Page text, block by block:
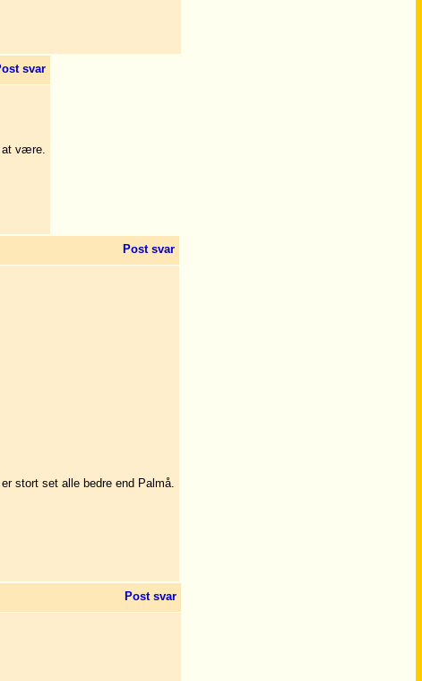
svar
at være.
Post svar
stort set alle bedre end Palmå.
Post svar